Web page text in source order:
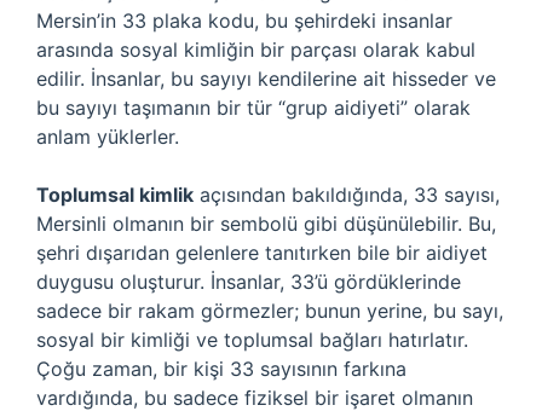
Mersin’in 33 plaka kodu, bu şehirdeki insanlar
arasında sosyal kimliğin bir parçası olarak kabul
edilir. İnsanlar, bu sayıyı kendilerine ait hisseder ve
bu sayıyı taşımanın bir tür “grup aidiyeti” olarak
anlam yüklerler.
Toplumsal kimlik açısından bakıldığında, 33 sayısı,
Mersinli olmanın bir sembolü gibi düşünülebilir. Bu,
şehri dışarıdan gelenlere tanıtırken bile bir aidiyet
duygusu oluşturur. İnsanlar, 33’ü gördüklerinde
sadece bir rakam görmezler; bunun yerine, bu sayı,
sosyal bir kimliği ve toplumsal bağları hatırlatır.
Çoğu zaman, bir kişi 33 sayısının farkına
vardığında, bu sadece fiziksel bir işaret olmanın